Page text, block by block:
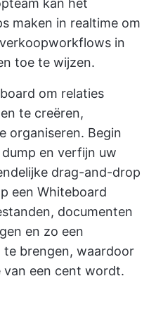
kan het
maken in realtime om
in
toe te wijzen.
om relaties
te creëren,
organiseren. Begin
en verfijn uw
drag-and-drop
een Whiteboard
documenten
en zo een
brengen, waardoor
van een cent wordt.